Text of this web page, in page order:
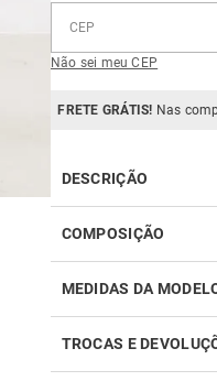
Não sei meu CEP
FRETE GRÁTIS! Nas
DESCRIÇÃO
COMPOSIÇÃO
MEDIDAS DA
TROCAS E